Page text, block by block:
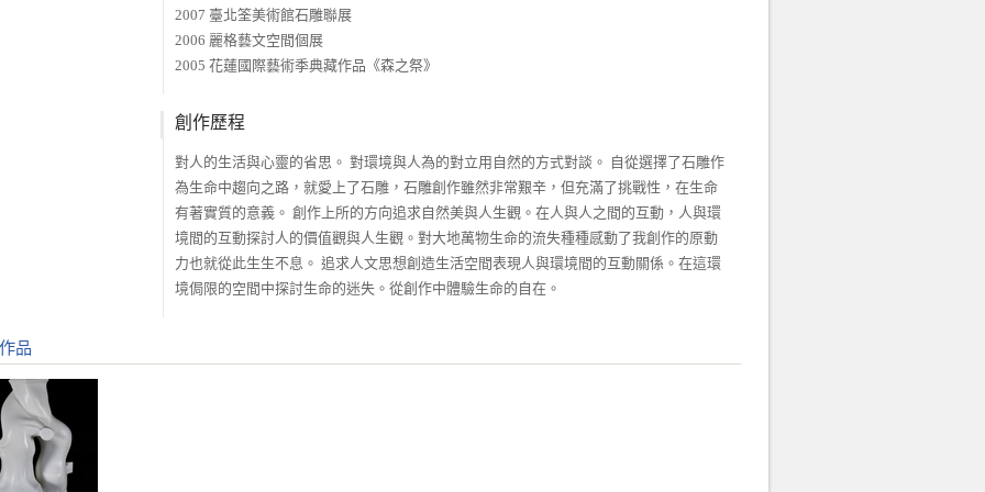
2007 臺北筌美術館石雕聯展
2006 麗格藝文空間個展
2005 花蓮國際藝術季典藏作品《森之祭》
創作歷程
對人的生活與心靈的省思。 對環境與人為的對立用自然的方式對談。 自從選擇了石雕作
為生命中趨向之路，就愛上了石雕，石雕創作雖然非常艱辛，但充滿了挑戰性，在生命
有著實質的意義。 創作上所的方向追求自然美與人生觀。在人與人之間的互動，人與環
境間的互動探討人的價值觀與人生觀。對大地萬物生命的流失種種感動了我創作的原動
力也就從此生生不息。 追求人文思想創造生活空間表現人與環境間的互動關係。在這環
境侷限的空間中探討生命的迷失。從創作中體驗生命的自在。
品